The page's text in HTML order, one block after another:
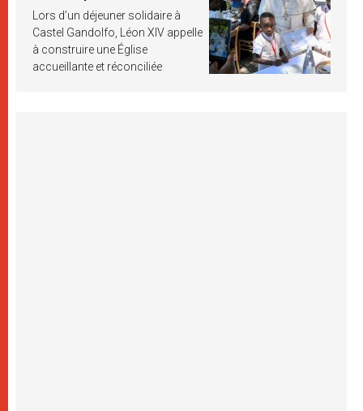
Lors d’un déjeuner solidaire à
Castel Gandolfo, Léon XIV appelle
à construire une Église
accueillante et réconciliée